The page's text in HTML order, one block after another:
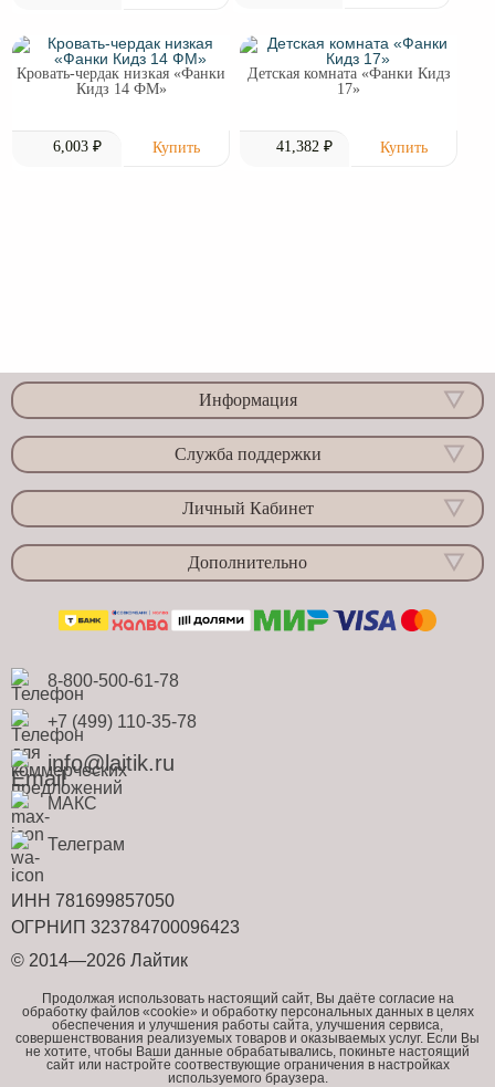
Кровать-чердак низкая «Фанки
Кидз 14 ФМ»
6,003 ₽
Детская комната «Фанки Кидз
17»
41,382 ₽
Информация
Служба поддержки
Личный Кабинет
Дополнительно
8-800-500-61-78
+7 (499) 110-35-78
info@laitik.ru
МАКС
Телеграм
ИНН 781699857050
ОГРНИП 323784700096423
© 2014—2026 Лайтик
Продолжая использовать настоящий сайт, Вы даёте согласие на
обработку файлов «cookie» и обработку персональных данных в целях
обеспечения и улучшения работы сайта, улучшения сервиса,
совершенствования реализуемых товаров и оказываемых услуг. Если Вы
не хотите, чтобы Ваши данные обрабатывались, покиньте настоящий
сайт или настройте соотвествующие ограничения в настройках
используемого браузера.